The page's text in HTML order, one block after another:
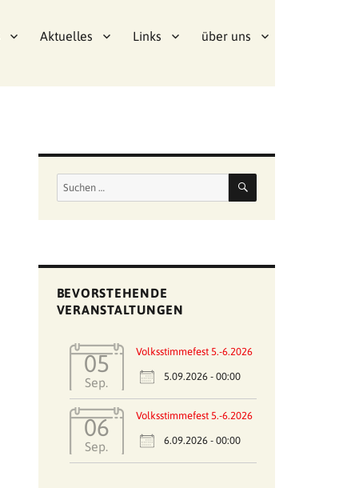
Aktuelles Links über uns
Suchen
nach:
SUCHEN
BEVORSTEHENDE
VERANSTALTUNGEN
05
Sep.
Volksstimmefest 5.-6.2026
5.09.2026 - 00:00
06
Sep.
Volksstimmefest 5.-6.2026
6.09.2026 - 00:00